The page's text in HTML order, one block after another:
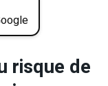
risque de